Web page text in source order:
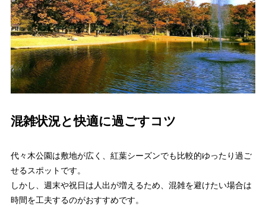
混雑状況と快適に過ごすコツ
代々木公園は敷地が広く、紅葉シーズンでも比較的ゆったり過ご
せるスポットです。
しかし、週末や祝日は人出が増えるため、混雑を避けたい場合は
時間を工夫するのがおすすめです。